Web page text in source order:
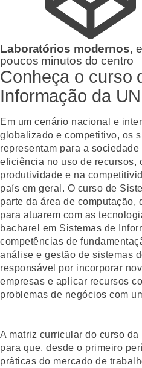
Laboratórios modernos,
poucos minutos do centro
Conheça o curso
Informação da
Em um cenário nacional e
globalizado e competitivo, os
representam para a
eficiência no uso de recursos,
produtividade e na
país em geral. O curso de
parte da área de computação,
para atuarem com as
bacharel em Sistemas de
competências de
análise e gestão de sistemas
responsável por incorporar
empresas e aplicar recursos
problemas de negócios com
A matriz curricular do curso da
para que, desde o primeiro
práticas do mercado de